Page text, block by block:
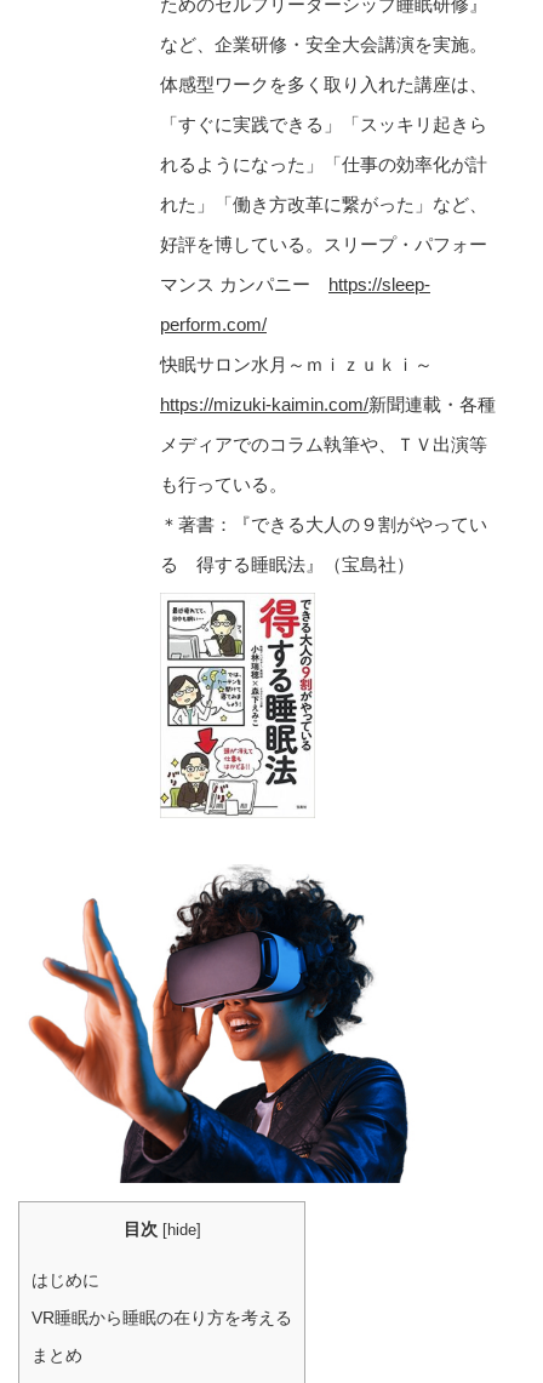
ためのセルフリーダーシップ睡眠研修』
など、企業研修・安全大会講演を実施。
体感型ワークを多く取り入れた講座は、
「すぐに実践できる」「スッキリ起きら
れるようになった」「仕事の効率化が計
れた」「働き方改革に繋がった」など、
好評を博している。スリープ・パフォー
マンス カンパニー https://sleep-
perform.com/
快眠サロン水月～ｍｉｚｕｋｉ～
https://mizuki-kaimin.com/新聞連載・各種
メディアでのコラム執筆や、ＴＶ出演等
も行っている。
＊著書：『できる大人の９割がやってい
る 得する睡眠法』（宝島社）
目次 [hide]
はじめに
VR睡眠から睡眠の在り方を考える
まとめ